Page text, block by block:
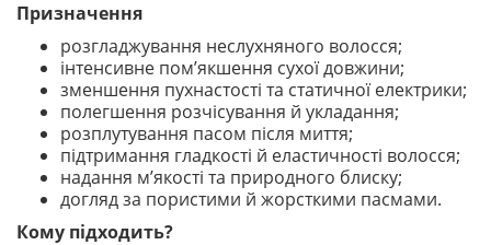
Призначення
розгладжування неслухняного волосся;
інтенсивне пом’якшення сухої довжини;
зменшення пухнастості та статичної електрики;
полегшення розчісування й укладання;
розплутування пасом після миття;
підтримання гладкості й еластичності волосся;
надання м’якості та природного блиску;
догляд за пористими й жорсткими пасмами.
Кому підходить?